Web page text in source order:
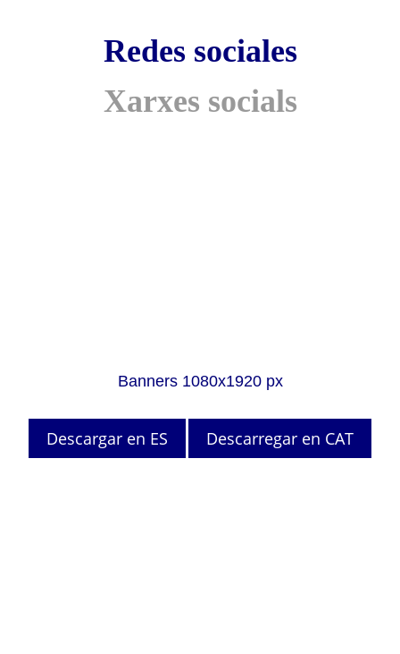
Redes sociales
Xarxes socials
Banners 1080x1920 px
Descargar en ES Descarregar en CAT